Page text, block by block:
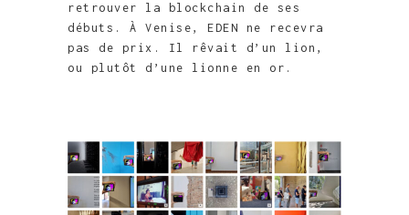
retrouver la blockchain de ses
débuts. À Venise, EDEN ne recevra
pas de prix. Il rêvait d’un lion,
ou plutôt d’une lionne en or.